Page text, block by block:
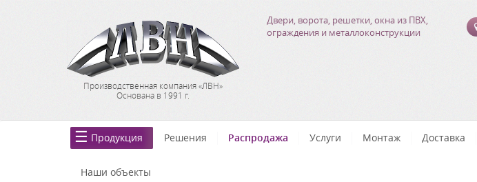
Производственная компания «ЛВН»
Основана в 1991 г.
Двери, ворота, решетки, окна из ПВХ,
ограждения и металлоконструкции
Продукция Решения Распродажа Услуги Монтаж Доставка
Наши объекты